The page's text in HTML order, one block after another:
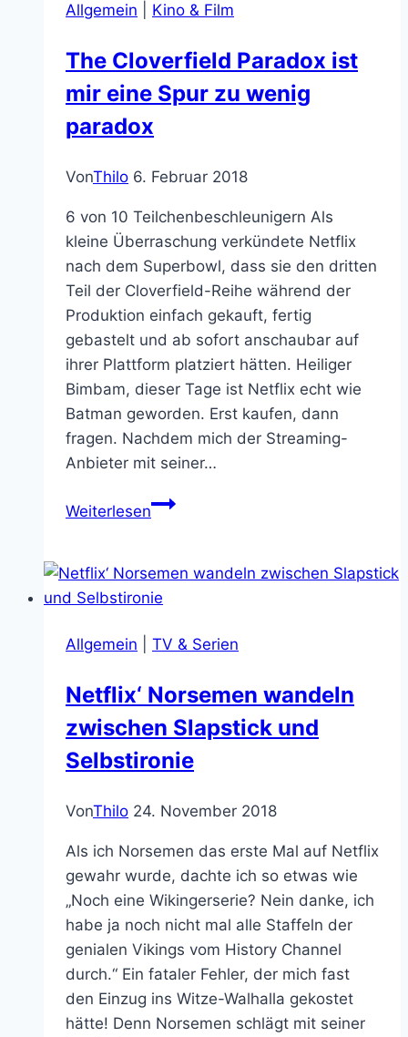
Allgemein Kino & Film
The Cloverfield Paradox ist
mir eine Spur zu wenig
paradox
VonThilo 6. Februar 2018
6 von 10 Teilchenbeschleunigern Als
kleine Überraschung verkündete Netflix
nach dem Superbowl, dass sie den dritten
Teil der Cloverfield-Reihe während der
Produktion einfach gekauft, fertig
gebastelt und ab sofort anschaubar auf
ihrer Plattform platziert hätten. Heiliger
Bimbam, dieser Tage ist Netflix echt wie
Batman geworden. Erst kaufen, dann
fragen. Nachdem mich der Streaming-
Anbieter mit seiner…
WeiterlesenThe
ist
mir
Spur
wenig
paradox
Allgemein TV & Serien
Netflix‘ Norsemen wandeln
zwischen Slapstick und
Selbstironie
VonThilo 24. November 2018
Als ich Norsemen das erste Mal auf Netflix
gewahr wurde, dachte ich so etwas wie
„Noch eine Wikingerserie? Nein danke, ich
habe ja noch nicht mal alle Staffeln der
genialen Vikings vom History Channel
durch.“ Ein fataler Fehler, der mich fast
den Einzug ins Witze-Walhalla gekostet
hätte! Denn Norsemen schlägt mit seiner